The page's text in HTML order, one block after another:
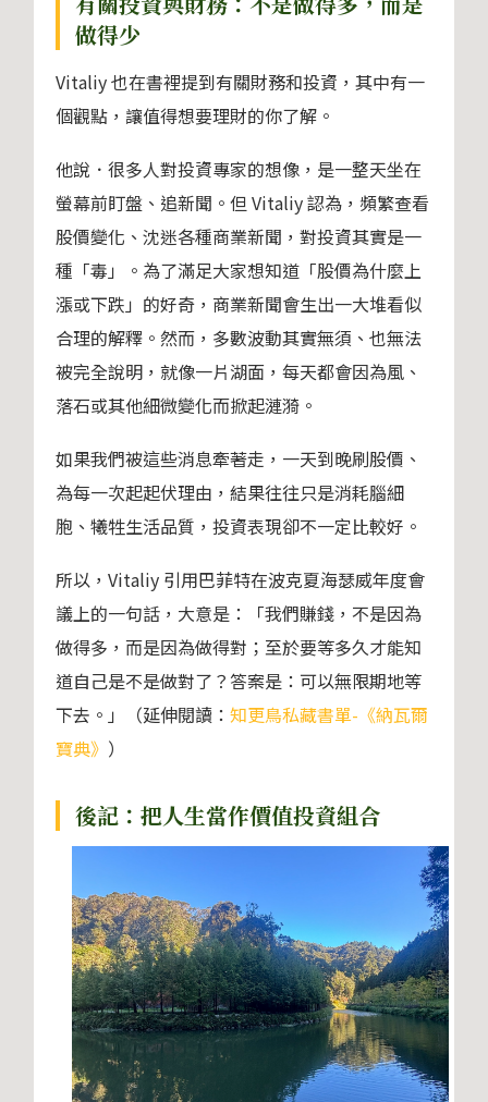
做得少
Vitaliy 也在書裡提到有關財務和投資，其中有一
個觀點，讓值得想要理財的你了解。
他說．很多人對投資專家的想像，是一整天坐在
螢幕前盯盤、追新聞。但 Vitaliy 認為，頻繁查看
股價變化、沈迷各種商業新聞，對投資其實是一
種「毒」。為了滿足大家想知道「股價為什麼上
漲或下跌」的好奇，商業新聞會生出一大堆看似
合理的解釋。然而，多數波動其實無須、也無法
被完全說明，就像一片湖面，每天都會因為風、
落石或其他細微變化而掀起漣漪。
如果我們被這些消息牽著走，一天到晚刷股價、
為每一次起起伏理由，結果往往只是消耗腦細
胞、犧牲生活品質，投資表現卻不一定比較好。
所以，Vitaliy 引用巴菲特在波克夏海瑟威年度會
議上的一句話，大意是：「我們賺錢，不是因為
做得多，而是因為做得對；至於要等多久才能知
道自己是不是做對了？答案是：可以無限期地等
下去。」（延伸閱讀： 知更鳥私藏書單-《納瓦爾
寶典》 ）
後記：把人生當作價值投資組合